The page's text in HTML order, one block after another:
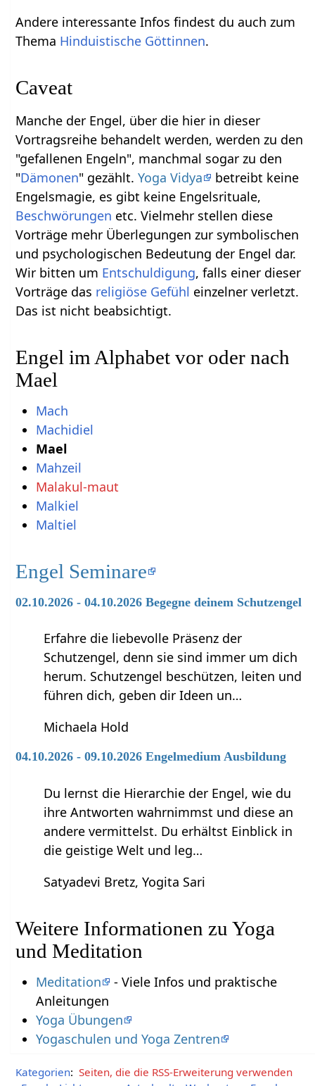
Andere interessante Infos findest du auch zum
Thema Hinduistische Göttinnen.
Caveat
Manche der Engel, über die hier in dieser
Vortragsreihe behandelt werden, werden zu den
"gefallenen Engeln", manchmal sogar zu den
"Dämonen" gezählt.Yoga Vidya
betreibt keine
Engelsmagie, es gibt keine Engelsrituale,
Beschwörungen etc. Vielmehr stellen diese
Vorträge mehr Überlegungen zur symbolischen
und psychologischen Bedeutung der Engel dar.
Wir bitten um Entschuldigung, falls einer dieser
Vorträge das religiöse Gefühl einzelner verletzt.
Das ist nicht beabsichtigt.
Engel im Alphabet vor oder nach
Mael
Mach
Machidiel
Mael
Mahzeil
Malakul-maut
Malkiel
Maltiel
Engel Seminare
02.10.2026 - 04.10.2026 Begegne deinem Schutzengel
Erfahre die liebevolle Präsenz der
Schutzengel, denn sie sind immer um dich
herum. Schutzengel beschützen, leiten und
führen dich, geben dir Ideen un…
Michaela Hold
04.10.2026 - 09.10.2026 Engelmedium Ausbildung
Du lernst die Hierarchie der Engel, wie du
ihre Antworten wahrnimmst und diese an
andere vermittelst. Du erhältst Einblick in
die geistige Welt und leg…
Satyadevi Bretz, Yogita Sari
Weitere Informationen zu Yoga
und Meditation
Meditation
- Viele Infos und praktische
Anleitungen
Yoga Übungen
Yogaschulen und Yoga Zentren
Kategorien: Seiten, die die RSS-Erweiterung verwenden